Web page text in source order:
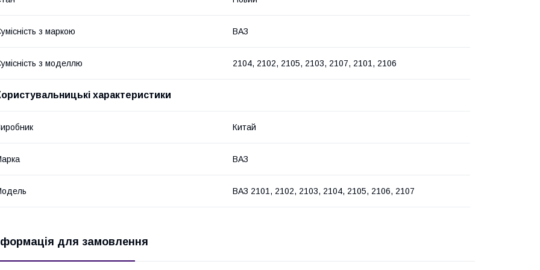
з маркою ВАЗ
з моделлю 2104, 2102, 2105, 2103, 2107, 2101, 2106
характеристики
Китай
ВАЗ
ВАЗ 2101, 2102, 2103, 2104, 2105, 2106, 2107
для замовлення